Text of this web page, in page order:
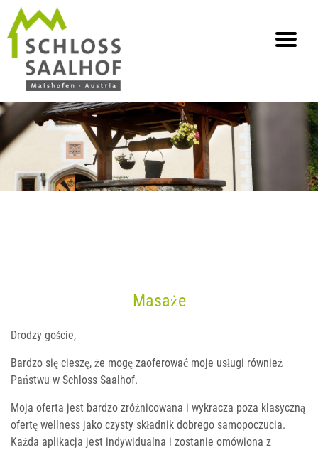
info@saalhof.at
Strona główna Kontakt Ochrona danych osobowych
Masaże
Drodzy goście,
Bardzo się cieszę, że mogę zaoferować moje usługi również
Państwu w Schloss Saalhof.
Moja oferta jest bardzo zróżnicowana i wykracza poza klasyczną
ofertę wellness jako czysty składnik dobrego samopoczucia.
Każda aplikacja jest indywidualna i zostanie omówiona z